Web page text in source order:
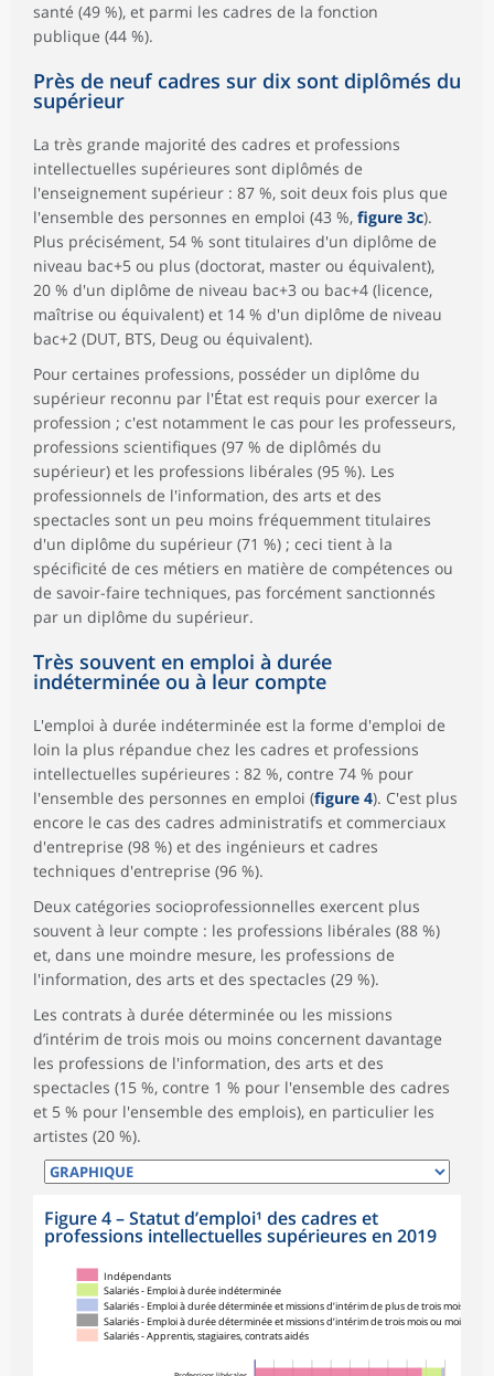
santé (49 %), et parmi les cadres de la fonction
publique (44 %).
Près de neuf cadres sur dix sont diplômés du
supérieur
La très grande majorité des cadres et professions
intellectuelles supérieures sont diplômés de
l'enseignement supérieur : 87 %, soit deux fois plus que
l'ensemble des personnes en emploi (43 %, figure 3c).
Plus précisément, 54 % sont titulaires d'un diplôme de
niveau bac+5 ou plus (doctorat, master ou équivalent),
20 % d'un diplôme de niveau bac+3 ou bac+4 (licence,
maîtrise ou équivalent) et 14 % d'un diplôme de niveau
bac+2 (DUT, BTS, Deug ou équivalent).
Pour certaines professions, posséder un diplôme du
supérieur reconnu par l'État est requis pour exercer la
profession ; c'est notamment le cas pour les professeurs,
professions scientifiques (97 % de diplômés du
supérieur) et les professions libérales (95 %). Les
professionnels de l'information, des arts et des
spectacles sont un peu moins fréquemment titulaires
d'un diplôme du supérieur (71 %) ; ceci tient à la
spécificité de ces métiers en matière de compétences ou
de savoir-faire techniques, pas forcément sanctionnés
par un diplôme du supérieur.
Très souvent en emploi à durée
indéterminée ou à leur compte
L'emploi à durée indéterminée est la forme d'emploi de
loin la plus répandue chez les cadres et professions
intellectuelles supérieures : 82 %, contre 74 % pour
l'ensemble des personnes en emploi (figure 4). C'est plus
encore le cas des cadres administratifs et commerciaux
d'entreprise (98 %) et des ingénieurs et cadres
techniques d'entreprise (96 %).
Deux catégories socioprofessionnelles exercent plus
souvent à leur compte : les professions libérales (88 %)
et, dans une moindre mesure, les professions de
l'information, des arts et des spectacles (29 %).
Les contrats à durée déterminée ou les missions
d’intérim de trois mois ou moins concernent davantage
les professions de l'information, des arts et des
spectacles (15 %, contre 1 % pour l'ensemble des cadres
et 5 % pour l'ensemble des emplois), en particulier les
artistes (20 %).
Figure 4 – Statut d’emploi¹ des cadres et
professions intellectuelles supérieures en 2019
Indépendants
Salariés - Emploi à durée indéterminée
Salariés - Emploi à durée déterminée et missions d’intérim de plus de trois mois²
Salariés - Emploi à durée déterminée et missions d’intérim de trois mois ou moins²
Salariés - Apprentis, stagiaires, contrats aidés